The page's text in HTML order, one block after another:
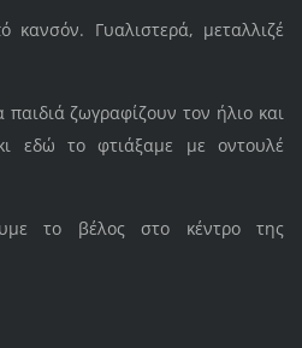
κανσόν. Γυαλιστερά, μεταλλιζέ
ζωγραφίζουν τον ήλιο και
εδώ το φτιάξαμε με οντουλέ
το βέλος στο κέντρο της